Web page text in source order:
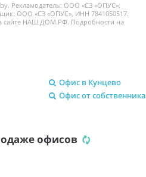
Рекламодатель: ООО «СЗ «ОПУС»,
ООО «СЗ «ОПУС», ИНН 7841050517.
сайте НАШ.ДОМ.РФ. Подробности на
Офис в Кунцево
Офис от собственника
офисов